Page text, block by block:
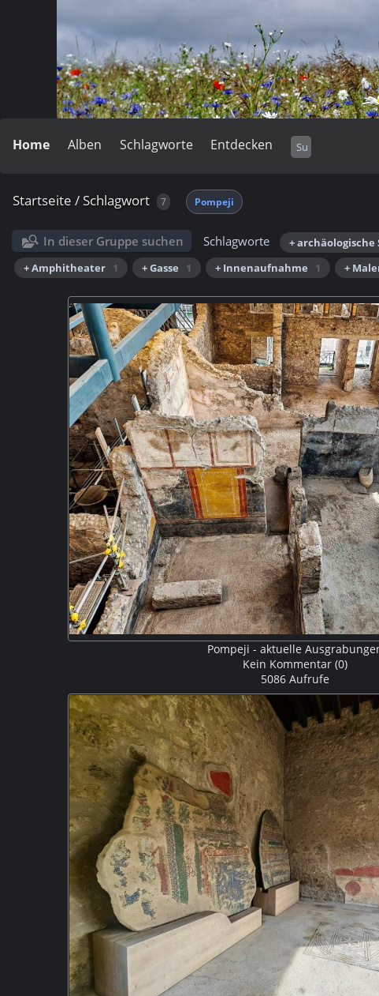
Home Alben Schlagworte Entdecken
Startseite /Schlagwort 7 Pompeji
In dieser Gruppe suchen Schlagworte + archäologische
+ Amphitheater 1 + Gasse 1 + Innenaufnahme 1 +
Pompeji - aktuelle
Kein Kommentar (0)
5086 Aufrufe
Der archäologische Park von Pompeji hat eine Gröβe von 66
schon ausgegraben worden sind. Dies ist ein Blick in die
noch Jahrzehnte andauern werden.